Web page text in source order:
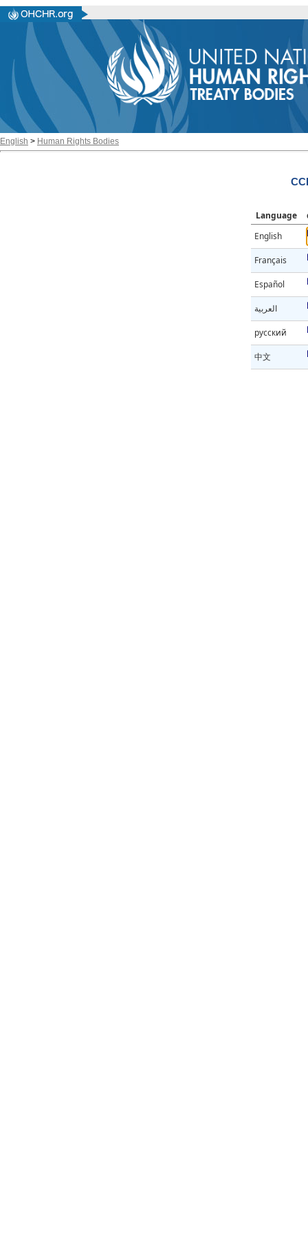
English > Human Rights Bodies
Language
English
Français
Español
العربية
русский
中文